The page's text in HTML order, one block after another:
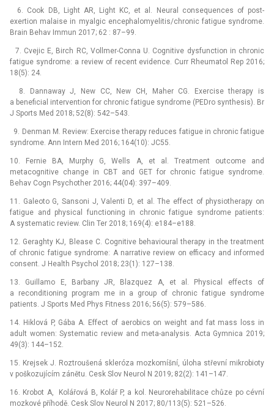
6. Cook DB, Light AR, Light KC, et al. Neural consequences of post-
exertion malaise in myalgic encephalomyelitis/chronic fatigue syndrome.
Brain Behav Immun 2017; 62 : 87–99.
7. Cvejic E, Birch RC, Vollmer-Conna U. Cognitive dysfunction in chronic
fatigue syndrome: a review of recent evidence. Curr Rheumatol Rep 2016;
18(5): 24.
8. Dannaway J, New CC, New CH, Maher CG. Exercise therapy is
a beneficial intervention for chronic fatigue syndrome (PEDro synthesis). Br
J Sports Med 2018; 52(8): 542–543.
9. Denman M. Review: Exercise therapy reduces fatigue in chronic fatigue
syndrome. Ann Intern Med 2016; 164(10): JC55.
10. Fernie BA, Murphy G, Wells A, et al. Treatment outcome and
metacognitive change in CBT and GET for chronic fatigue syndrome.
Behav Cogn Psychother 2016; 44(04): 397–409.
11. Galeoto G, Sansoni J, Valenti D, et al. The effect of physiotherapy on
fatigue and physical functioning in chronic fatigue syndrome patients:
A systematic review. Clin Ter 2018; 169(4): e184–e188.
12. Geraghty KJ, Blease C. Cognitive behavioural therapy in the treatment
of chronic fatigue syndrome: A narrative review on efficacy and informed
consent. J Health Psychol 2018; 23(1): 127–138.
13. Guillamo E, Barbany JR, Blazquez A, et al. Physical effects of
a reconditioning program me in a group of chronic fatigue syndrome
patients. J Sports Med Phys Fitness 2016; 56(5): 579–586.
14. Hiklová P, Gába A. Effect of aerobics on weight and fat mass loss in
adult women: Systematic review and meta-analysis. Acta Gymnica 2019;
49(3): 144–152.
15. Krejsek J. Roztroušená skleróza mozkomíšní, úloha střevní mikrobioty
v poškozujícím zánětu. Cesk Slov Neurol N 2019; 82(2): 141–147.
16. Krobot A, Kolářová B, Kolář P, a kol. Neurorehabilitace chůze po cévní
mozkové příhodě. Cesk Slov Neurol N 2017; 80/113(5): 521–526.